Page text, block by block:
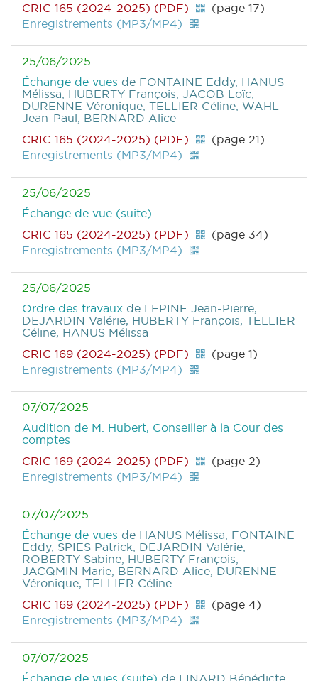
CRIC 165 (2024-2025) (PDF)
(page 17)
Enregistrements (MP3/MP4)
25/06/2025
Échange de vues de FONTAINE Eddy, HANUS
Mélissa, HUBERTY François, JACOB Loïc,
DURENNE Véronique, TELLIER Céline, WAHL
Jean-Paul, BERNARD Alice
CRIC 165 (2024-2025) (PDF)
(page 21)
Enregistrements (MP3/MP4)
25/06/2025
Échange de vue (suite)
CRIC 165 (2024-2025) (PDF)
(page 34)
Enregistrements (MP3/MP4)
25/06/2025
Ordre des travaux de LEPINE Jean-Pierre,
DEJARDIN Valérie, HUBERTY François, TELLIER
Céline, HANUS Mélissa
CRIC 169 (2024-2025) (PDF)
(page 1)
Enregistrements (MP3/MP4)
07/07/2025
Audition de M. Hubert, Conseiller à la Cour des
comptes
CRIC 169 (2024-2025) (PDF)
(page 2)
Enregistrements (MP3/MP4)
07/07/2025
Échange de vues de HANUS Mélissa, FONTAINE
Eddy, SPIES Patrick, DEJARDIN Valérie,
ROBERTY Sabine, HUBERTY François,
JACQMIN Marie, BERNARD Alice, DURENNE
Véronique, TELLIER Céline
CRIC 169 (2024-2025) (PDF)
(page 4)
Enregistrements (MP3/MP4)
07/07/2025